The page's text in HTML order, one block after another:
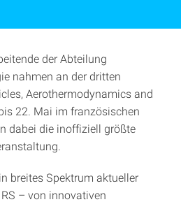
der Abteilung
nahmen an der dritten
Aerothermodynamics and
22. Mai im französischen
dabei die inoffiziell größte
breites Spektrum aktueller
– von innovativen